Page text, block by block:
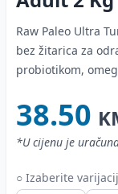
Raw Paleo Ultra
bez žitarica za
probiotikom,
38.50
*U cijenu je
○ Izaberite